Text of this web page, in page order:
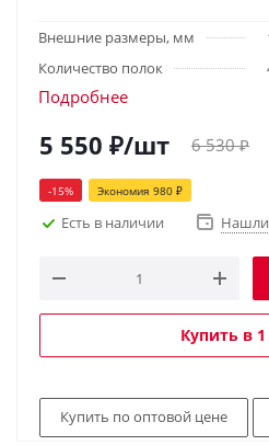
Внешние размеры, мм
Количество полок
Подробнее
5 550 ₽/шт 6 530₽
-15% Экономия 980 ₽
Есть в наличии Нашли
Купить в
Купить по оптовой цене